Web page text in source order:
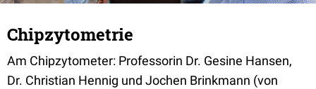
Chipzytometrie
Am Chipzytometer: Professorin Dr. Gesine Hansen,
Dr. Christian Hennig und Jochen Brinkmann (von